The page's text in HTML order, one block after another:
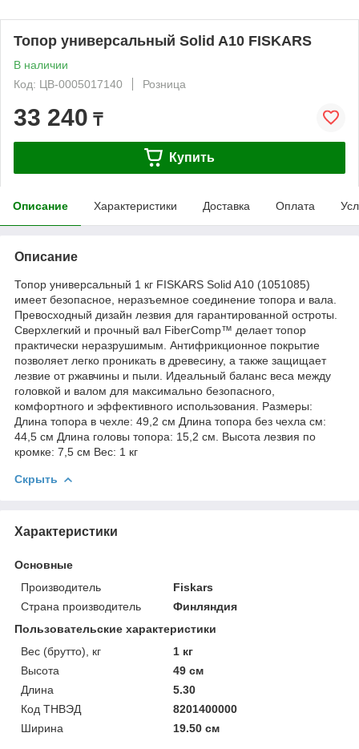
Топор универсальный Solid A10 FISKARS
В наличии
Код: ЦВ-0005017140
Розница
33 240 ₸
Купить
Описание Характеристики Доставка Оплата
Описание
Топор универсальный 1 кг FISKARS Solid A10 (1051085)
имеет безопасное, неразъемное соединение топора и вала.
Превосходный дизайн лезвия для гарантированной остроты.
Сверхлегкий и прочный вал FiberComp™ делает топор
практически неразрушимым. Антифрикционное покрытие
позволяет легко проникать в древесину, а также защищает
лезвие от ржавчины и пыли. Идеальный баланс веса между
головкой и валом для максимально безопасного,
комфортного и эффективного использования. Размеры:
Длина топора в чехле: 49,2 см Длина топора без чехла см:
44,5 см Длина головы топора: 15,2 см. Высота лезвия по
кромке: 7,5 см Вес: 1 кг
Скрыть
Характеристики
Основные
Производитель
Fiskars
Страна производитель
Финляндия
Пользовательские характеристики
Вес (брутто), кг
1 кг
Высота
49 см
Длина
5.30
Код ТНВЭД
8201400000
Ширина
19.50 см